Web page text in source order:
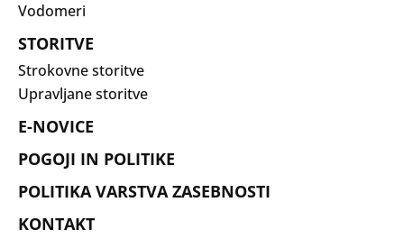
Vodomeri
STORITVE
Strokovne storitve
Upravljane storitve
E-NOVICE
POGOJI IN POLITIKE
POLITIKA VARSTVA ZASEBNOSTI
KONTAKT